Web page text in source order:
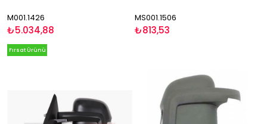
M001.1426
₺5.034,88
MS001.1506
₺813,53
Fırsat Ürünü